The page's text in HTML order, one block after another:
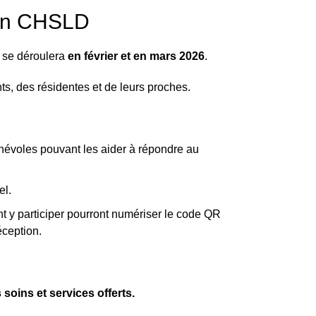
CHSLD
déroulera en février et en mars 2026.
des résidentes et de leurs proches.
pouvant les aider à répondre au
y participer pourront numériser le code QR
soins et services offerts.